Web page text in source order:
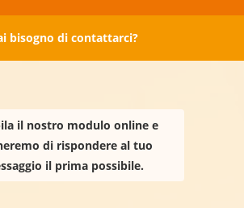
bisogno di contattarci?
il nostro modulo online e
di rispondere al tuo
il prima possibile.